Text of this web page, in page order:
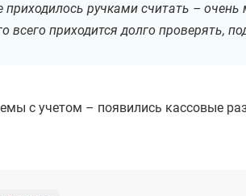
ручками считать –
приходится долго проверять,
с учетом – появились кассовые